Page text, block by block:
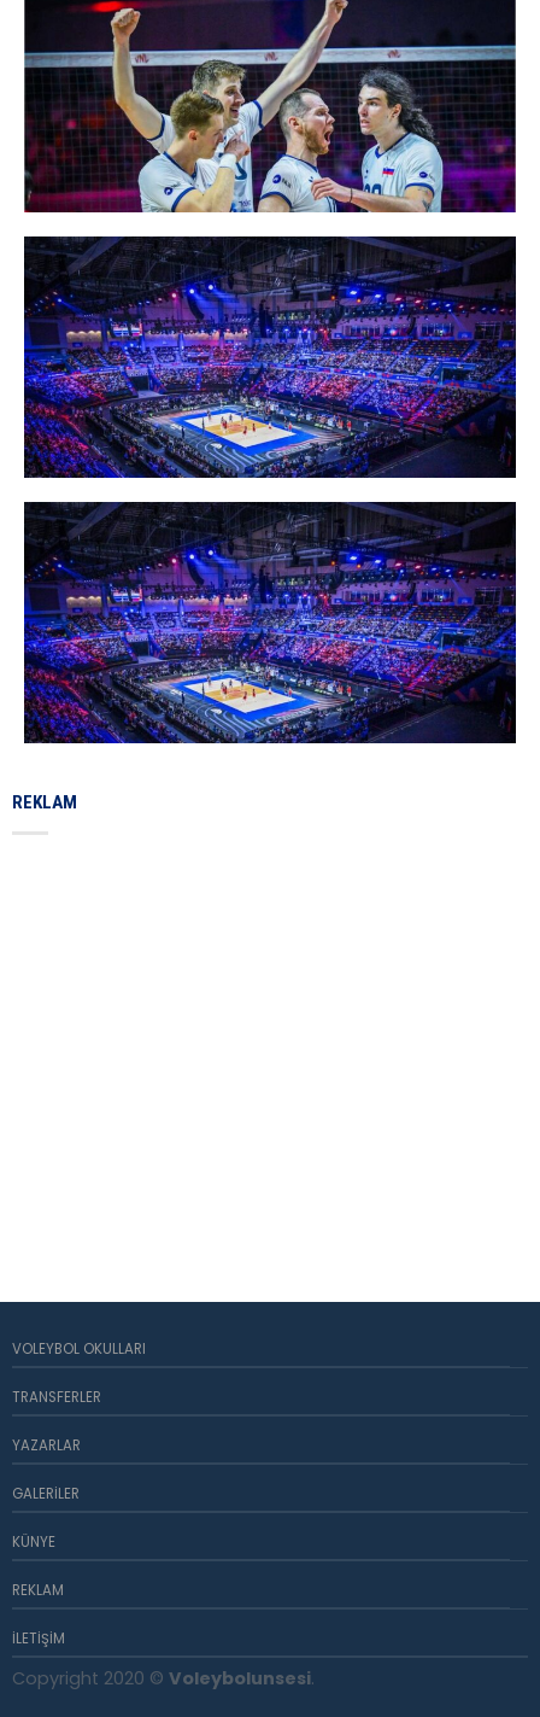
REKLAM
VOLEYBOL OKULLARI
TRANSFERLER
YAZARLAR
GALERILER
KÜNYE
REKLAM
İLETIŞIM
Copyright 2020 © Voleybolunsesi.